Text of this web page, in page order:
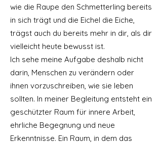
wie die Raupe den Schmetterling bereits
in sich trägt und die Eichel die Eiche,
trägst auch du bereits mehr in dir, als dir
vielleicht heute bewusst ist.
Ich sehe meine Aufgabe deshalb nicht
darin, Menschen zu verändern oder
ihnen vorzuschreiben, wie sie leben
sollten. In meiner Begleitung entsteht ein
geschützter Raum für innere Arbeit,
ehrliche Begegnung und neue
Erkenntnisse. Ein Raum, in dem das